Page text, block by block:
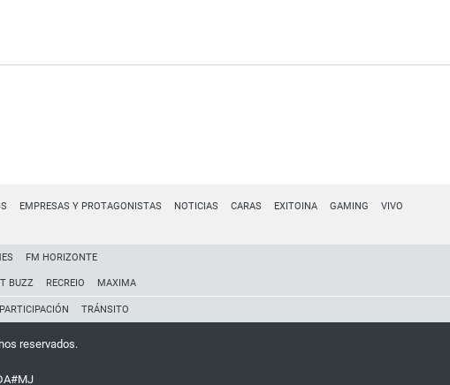
EMPRESAS Y PROTAGONISTAS NOTICIAS CARAS EXITOINA GAMING VIVO
FM HORIZONTE
BUZZ RECREIO MAXIMA
TRÁNSITO
reservados.